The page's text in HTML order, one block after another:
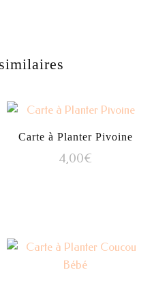
Carte à Planter Pivoine
4,00€